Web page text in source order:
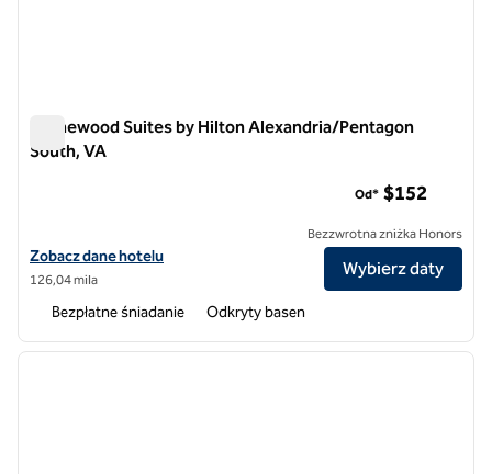
Homewood Suites by Hilton Alexandria/Pentagon
South, VA
Zobacz szczegóły hotelu Homewood Suites by Hilton Alexandria/
Zobacz dane hotelu
126,04 mila
Od* $152
Bezzwrotna zniżka Honors
Wybierz daty
Bezpłatne śniadanie Odkryty basen
1 z 12